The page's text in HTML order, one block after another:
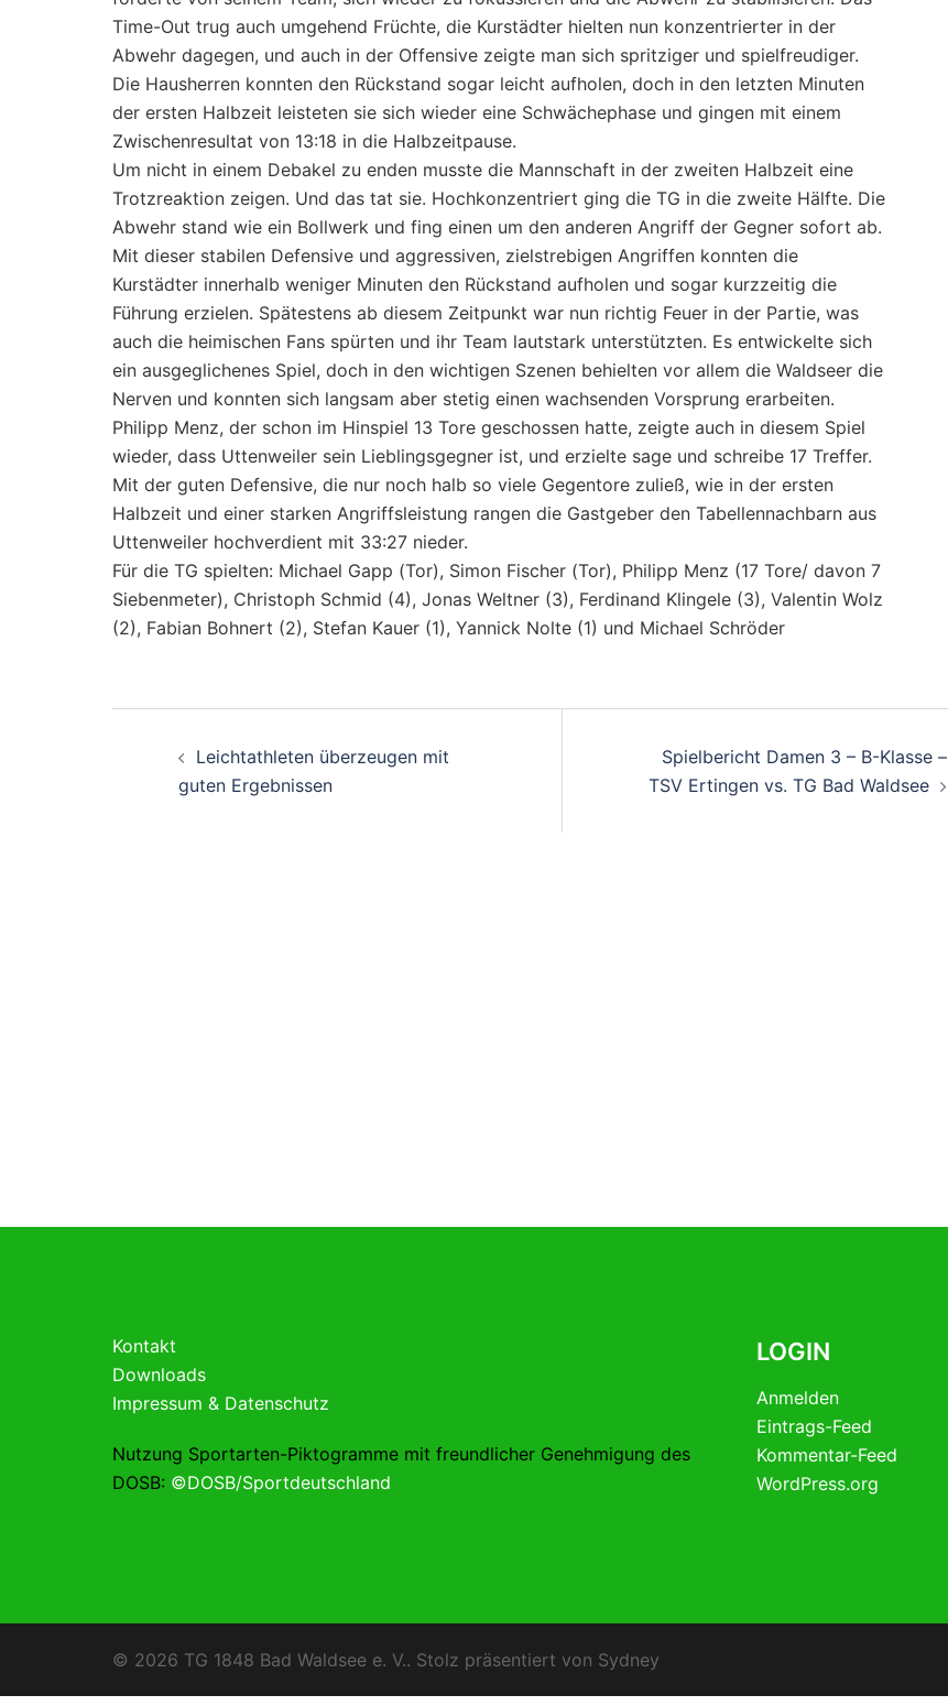
Time-Out trug auch umgehend Früchte, die Kurstädter hielten nun konzentrierter in der
Abwehr dagegen, und auch in der Offensive zeigte man sich spritziger und spielfreudiger.
Die Hausherren konnten den Rückstand sogar leicht aufholen, doch in den letzten Minuten
der ersten Halbzeit leisteten sie sich wieder eine Schwächephase und gingen mit einem
Zwischenresultat von 13:18 in die Halbzeitpause.
Um nicht in einem Debakel zu enden musste die Mannschaft in der zweiten Halbzeit eine
Trotzreaktion zeigen. Und das tat sie. Hochkonzentriert ging die TG in die zweite Hälfte. Die
Abwehr stand wie ein Bollwerk und fing einen um den anderen Angriff der Gegner sofort ab.
Mit dieser stabilen Defensive und aggressiven, zielstrebigen Angriffen konnten die
Kurstädter innerhalb weniger Minuten den Rückstand aufholen und sogar kurzzeitig die
Führung erzielen. Spätestens ab diesem Zeitpunkt war nun richtig Feuer in der Partie, was
auch die heimischen Fans spürten und ihr Team lautstark unterstützten. Es entwickelte sich
ein ausgeglichenes Spiel, doch in den wichtigen Szenen behielten vor allem die Waldseer die
Nerven und konnten sich langsam aber stetig einen wachsenden Vorsprung erarbeiten.
Philipp Menz, der schon im Hinspiel 13 Tore geschossen hatte, zeigte auch in diesem Spiel
wieder, dass Uttenweiler sein Lieblingsgegner ist, und erzielte sage und schreibe 17 Treffer.
Mit der guten Defensive, die nur noch halb so viele Gegentore zuließ, wie in der ersten
Halbzeit und einer starken Angriffsleistung rangen die Gastgeber den Tabellennachbarn aus
Uttenweiler hochverdient mit 33:27 nieder.
Für die TG spielten: Michael Gapp (Tor), Simon Fischer (Tor), Philipp Menz (17 Tore/ davon 7
Siebenmeter), Christoph Schmid (4), Jonas Weltner (3), Ferdinand Klingele (3), Valentin Wolz
(2), Fabian Bohnert (2), Stefan Kauer (1), Yannick Nolte (1) und Michael Schröder
Leichtathleten überzeugen mit
guten Ergebnissen
Spielbericht Damen 3 – B-Klasse –
TSV Ertingen vs. TG Bad Waldsee
Kontakt
Downloads
Impressum & Datenschutz
Nutzung Sportarten-Piktogramme mit freundlicher Genehmigung des
DOSB: ©DOSB/Sportdeutschland
LOGIN
Anmelden
Eintrags-Feed
Kommentar-Feed
WordPress.org
© 2026 TG 1848 Bad Waldsee e. V.. Stolz präsentiert von Sydney